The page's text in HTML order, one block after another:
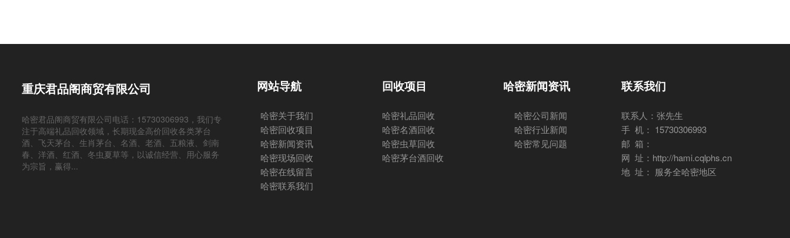
重庆君品阁商贸有限公司
哈密君品阁商贸有限公司电话：15730306993，我们专
注于高端礼品回收领域，长期现金高价回收各类茅台
酒、飞天茅台、生肖茅台、名酒、老酒、五粮液、剑南
春、洋酒、红酒、冬虫夏草等，以诚信经营、用心服务
为宗旨，赢得...
网站导航
哈密关于我们
哈密回收项目
哈密新闻资讯
哈密现场回收
哈密在线留言
哈密联系我们
回收项目
哈密礼品回收
哈密名酒回收
哈密虫草回收
哈密茅台酒回收
哈密新闻资讯
哈密公司新闻
哈密行业新闻
哈密常见问题
联系我们
联系人：张先生
手 机： 15730306993
邮 箱：
网 址：http://hami.cqlphs.cn
地 址： 服务全哈密地区